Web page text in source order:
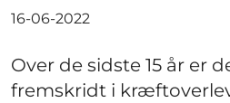
16-06-2022
Over de sidste 15 år er
fremskridt i